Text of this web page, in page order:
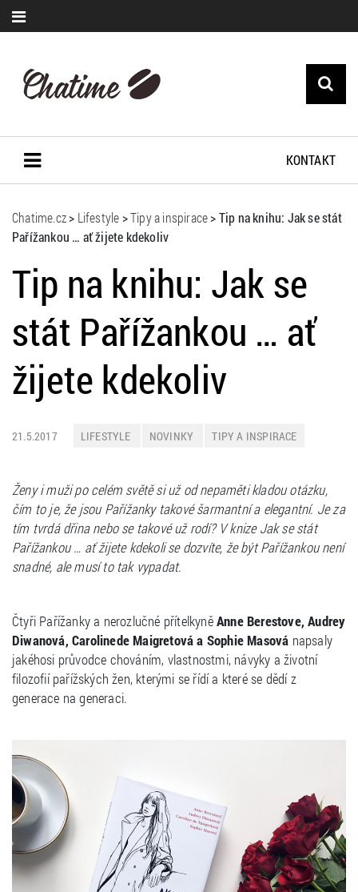
KONTAKT
Chatime.cz> Lifestyle>Tipy a inspirace>Tip na knihu: Jak se stát
Pařížankou … ať žijete kdekoliv
Tip na knihu: Jak se
stát Pařížankou … ať
žijete kdekoliv
21.5.2017 LIFESTYLE NOVINKY TIPY A INSPIRACE
Ženy i muži po celém světě si už od nepaměti kladou otázku,
čím to je, že jsou Pařížanky takové šarmantní a elegantní. Je za
tím tvrdá dřina nebo se takové už rodí? V knize Jak se stát
Pařížankou … ať žijete kdekoli se dozvíte, že být Pařížankou není
snadné, ale musí to tak vypadat.
Čtyři Pařížanky a nerozlučné přítelkyněAnne Berestove, Audrey
Diwanová, Carolinede Maigretová a Sophie Masová napsaly
jakéhosi průvodce chováním, vlastnostmi, návyky a životní
filozofií pařížských žen, kterými se řídí a které se dědí z
generace na generaci.